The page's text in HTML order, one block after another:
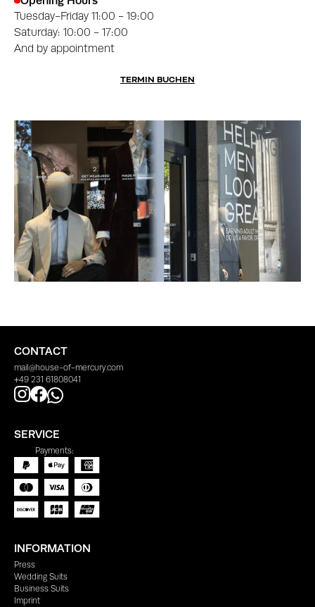
Tuesday-Friday 11:00 - 19:00
Saturday: 10:00 - 17:00
And by appointment
TERMIN BUCHEN
CONTACT
mail@house-of-mercury.com
+49 231 61808041
SERVICE
Payments:
INFORMATION
Press
Wedding Suits
Business Suits
Imprint